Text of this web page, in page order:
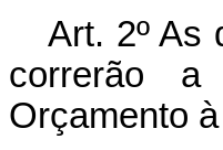
Art. 2º As
correrão a
Orçamento